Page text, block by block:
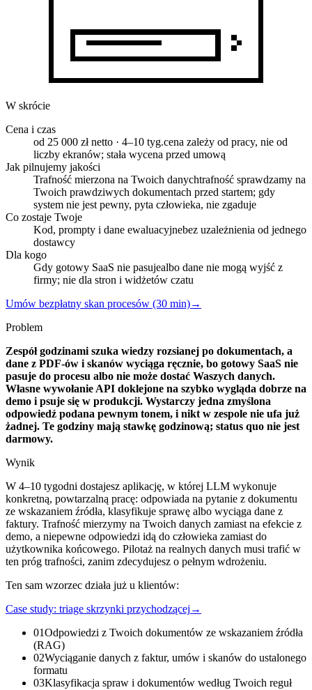
W skrócie
Cena i czas
od 25 000 zł netto · 4–10 tyg.cena zależy od pracy, nie od
liczby ekranów; stała wycena przed umową
Jak pilnujemy jakości
Trafność mierzona na Twoich danychtrafność sprawdzamy na
Twoich prawdziwych dokumentach przed startem; gdy
system nie jest pewny, pyta człowieka, nie zgaduje
Co zostaje Twoje
Kod, prompty i dane ewaluacyjnebez uzależnienia od jednego
dostawcy
Dla kogo
Gdy gotowy SaaS nie pasujealbo dane nie mogą wyjść z
firmy; nie dla stron i widżetów czatu
Umów bezpłatny skan procesów (30 min)→
Problem
Zespół godzinami szuka wiedzy rozsianej po dokumentach, a
dane z PDF-ów i skanów wyciąga ręcznie, bo gotowy SaaS nie
pasuje do procesu albo nie może dostać Waszych danych.
Własne wywołanie API doklejone na szybko wygląda dobrze na
demo i psuje się w produkcji. Wystarczy jedna zmyślona
odpowiedź podana pewnym tonem, i nikt w zespole nie ufa już
żadnej. Te godziny mają stawkę godzinową; status quo nie jest
darmowy.
Wynik
W 4–10 tygodni dostajesz aplikację, w której LLM wykonuje
konkretną, powtarzalną pracę: odpowiada na pytanie z dokumentu
ze wskazaniem źródła, klasyfikuje sprawę albo wyciąga dane z
faktury. Trafność mierzymy na Twoich danych zamiast na efekcie z
demo, a niepewne odpowiedzi idą do człowieka zamiast do
użytkownika końcowego. Pilotaż na realnych danych musi trafić w
ten próg trafności, zanim zdecydujesz o pełnym wdrożeniu.
Ten sam wzorzec działa już u klientów:
Case study: triage skrzynki przychodzącej →
01Odpowiedzi z Twoich dokumentów ze wskazaniem źródła
(RAG)
02Wyciąganie danych z faktur, umów i skanów do ustalonego
formatu
03Klasyfikacja spraw i dokumentów według Twoich reguł